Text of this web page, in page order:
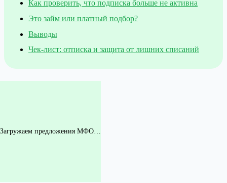
Как проверить, что подписка больше не активна
Это займ или платный подбор?
Выводы
Чек-лист: отписка и защита от лишних списаний
Загружаем предложения МФО…